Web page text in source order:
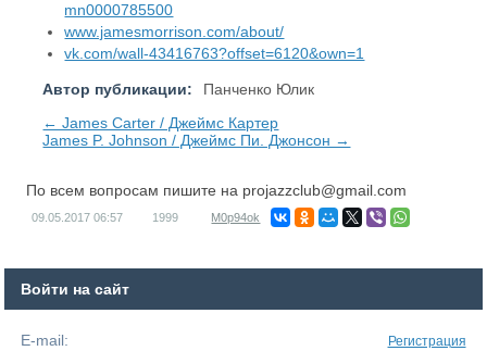
mn0000785500
www.jamesmorrison.com/about/
vk.com/wall-43416763?offset=6120&own=1
Автор публикации:
Панченко Юлик
← James Carter / Джеймс Картер
James P. Johnson / Джеймс Пи. Джонсон →
По всем вопросам пишите на projazzclub@gmail.com
09.05.2017 06:57 1999 M0p94ok
Войти на сайт
E-mail: Регистрация